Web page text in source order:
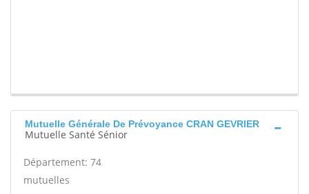
Mutuelle Générale De Prévoyance CRAN GEVRIER
Mutuelle Santé Sénior
Département: 74
mutuelles